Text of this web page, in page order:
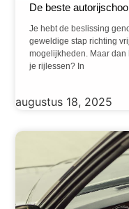
De beste
Je hebt de beslissing
geweldige stap richting
mogelijkheden. Maar
je rijlessen? In
augustus 18, 2025